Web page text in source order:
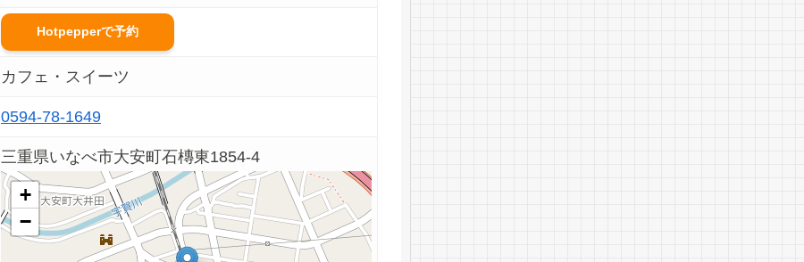
Hotpepperで予約
カフェ・スイーツ
0594-78-1649
三重県いなべ市大安町石槫東1854-4
+
−